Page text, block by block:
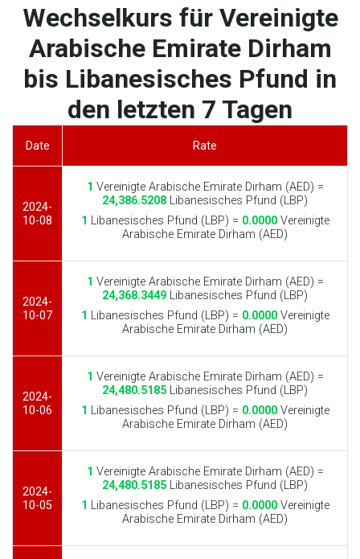
Wechselkurs für Vereinigte
Arabische Emirate Dirham
bis Libanesisches Pfund in
den letzten 7 Tagen
Date Rate
2024-
10-08
1 Vereinigte Arabische Emirate Dirham (AED) =
24,386.5208 Libanesisches Pfund (LBP)
1 Libanesisches Pfund (LBP) = 0.0000Vereinigte
Arabische Emirate Dirham (AED)
2024-
10-07
1 Vereinigte Arabische Emirate Dirham (AED) =
24,368.3449 Libanesisches Pfund (LBP)
1 Libanesisches Pfund (LBP) = 0.0000Vereinigte
Arabische Emirate Dirham (AED)
2024-
10-06
1 Vereinigte Arabische Emirate Dirham (AED) =
24,480.5185 Libanesisches Pfund (LBP)
1 Libanesisches Pfund (LBP) = 0.0000Vereinigte
Arabische Emirate Dirham (AED)
2024-
10-05
1 Vereinigte Arabische Emirate Dirham (AED) =
24,480.5185 Libanesisches Pfund (LBP)
1 Libanesisches Pfund (LBP) = 0.0000Vereinigte
Arabische Emirate Dirham (AED)